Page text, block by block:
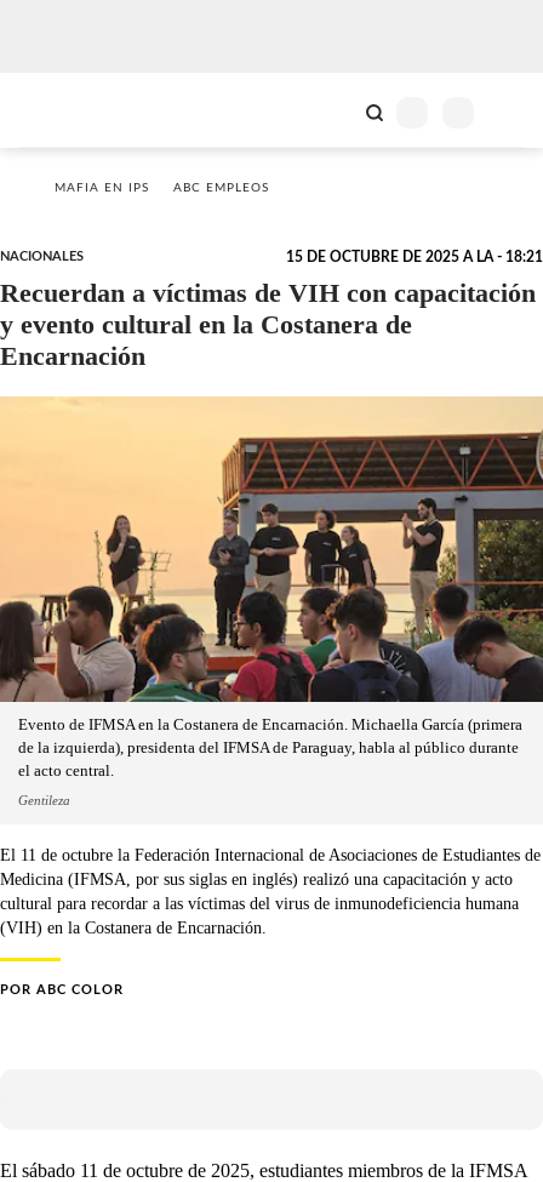
MAFIA EN IPS ABC EMPLEOS
NACIONALES 15 DE OCTUBRE DE 2025 A LA - 18:21
Recuerdan a víctimas de VIH con capacitación
y evento cultural en la Costanera de
Encarnación
Evento de IFMSA en la Costanera de Encarnación. Michaella García (primera
de la izquierda), presidenta del IFMSA de Paraguay, habla al público durante
el acto central.
Gentileza
El 11 de octubre la Federación Internacional de Asociaciones de Estudiantes de
Medicina (IFMSA, por sus siglas en inglés) realizó una capacitación y acto
cultural para recordar a las víctimas del virus de inmunodeficiencia humana
(VIH) en la Costanera de Encarnación.
POR ABC COLOR
El sábado 11 de octubre de 2025, estudiantes miembros de la IFMSA